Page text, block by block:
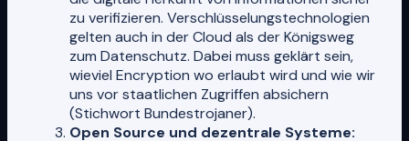
zu verifizieren. Verschlüsselungstechnologien
gelten auch in der Cloud als der Königsweg
zum Datenschutz. Dabei muss geklärt sein,
wieviel Encryption wo erlaubt wird und wie wir
uns vor staatlichen Zugriffen absichern
(Stichwort Bundestrojaner).
Open Source und dezentrale Systeme: